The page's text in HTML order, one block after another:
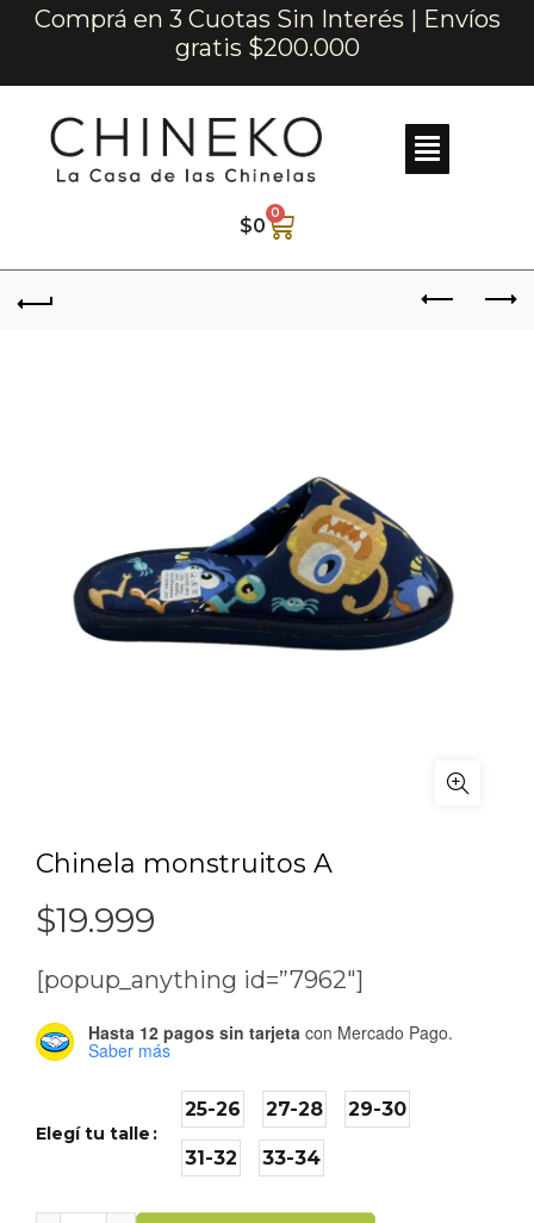
Comprá en 3 Cuotas Sin Interés | Envíos
gratis $200.000
$0
0
Chinela monstruitos A
$19.999
[popup_anything id=”7962″]
Hasta 12 pagos sin tarjeta con Mercado Pago.
Saber más
Elegí tu talle
25-26 27-28 29-30
31-32 33-34